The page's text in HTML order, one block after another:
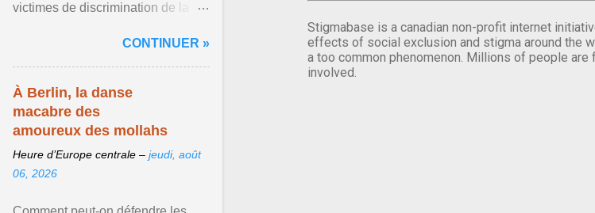
Stigmabase is a canadian non-profit internet
effects of social exclusion and stigma around the
a too common phenomenon. Millions of people
involved.
victimes de discrimination de la
Guillaume Savoie qui ... Afficher
l'article ...
CONTINUER »
À Berlin, la danse
macabre des
amoureux des mollahs
Heure d’Europe centrale – jeudi, août
06, 2026